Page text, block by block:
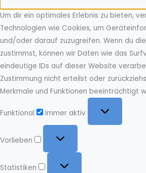
Um dir ein optimales Erlebnis zu bieten,
Technologien wie Cookies, um
und/oder darauf zuzugreifen. Wenn du
zustimmst, können wir Daten wie das
eindeutige IDs auf dieser Website
Zustimmung nicht erteilst oder
Merkmale und Funktionen beeinträchtigt
Funktional
Immer aktiv
Vorlieben
Statistiken